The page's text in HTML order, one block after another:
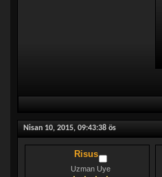
Nisan 10, 2015, 09:43:38 ös
Risus
Uzman Uye